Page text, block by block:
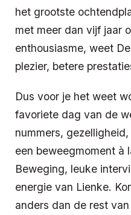
het grootste
met meer dan vijf jaar
enthousiasme, weet
plezier, betere
Dus voor je het weet
favoriete dag van de
nummers,
een beweegmoment à
Beweging, leuke
energie van Lienke.
anders dan de rest